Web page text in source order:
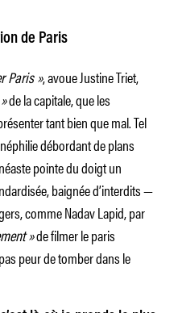
de Paris
Paris », avoue Justine Triet,
de la capitale, que les
tant bien que mal. Tel
débordant de plans
pointe du doigt un
baignée d’interdits —
comme Nadav Lapid, par
»de filmer le paris
peur de tomber dans le